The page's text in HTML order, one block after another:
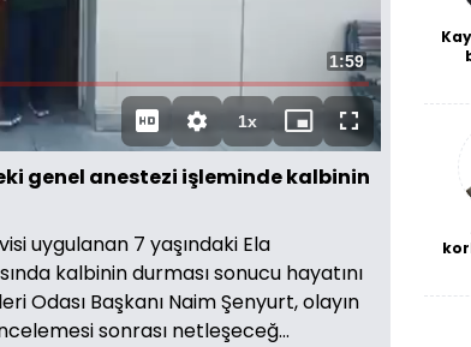
Oynat
Toplam
Süre
1:59
1xOynatma
Hızı
Mini
oynatıcı
Tam
Ekran
genel anestezi işleminde kalbinin
uygulanan 7 yaşındaki Ela
kalbinin durması sonucu hayatını
Odası Başkanı Naim Şenyurt, olayın
sonrası netleşeceğ...